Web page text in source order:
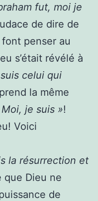
fut, moi je
de dire de
penser au
s’était révélé à
celui qui
la même
Moi, je suis »!
Voici
la résurrection et
que Dieu ne
de